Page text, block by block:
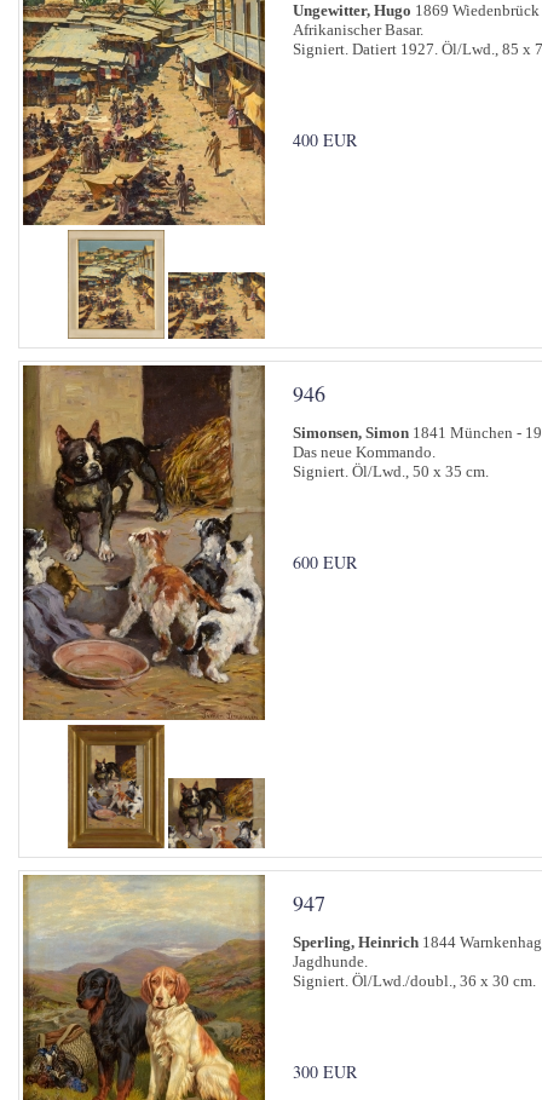
Ungewitter, Hugo 1869
Afrikanischer Basar.
Signiert. Datiert 1927. Öl/Lwd., 85 x
400 EUR
946
Simonsen, Simon 1841 München -
Das neue Kommando.
Signiert. Öl/Lwd., 50 x 35 cm.
600 EUR
947
Sperling, Heinrich 1844
Jagdhunde.
Signiert. Öl/Lwd./doubl., 36 x 30 cm.
300 EUR